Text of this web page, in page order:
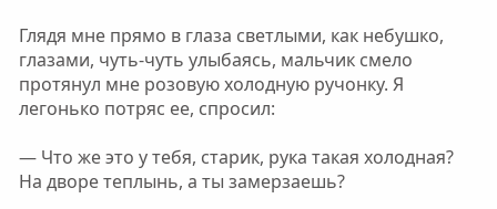
Глядя мне прямо в глаза светлыми, как небушко,
глазами, чуть-чуть улыбаясь, мальчик смело
протянул мне розовую холодную ручонку. Я
легонько потряс ее, спросил:
— Что же это у тебя, старик, рука такая холодная?
На дворе теплынь, а ты замерзаешь?